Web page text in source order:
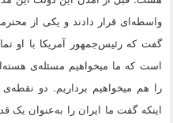
واسطه‌اى قرار دادند و یکى از
گفت که رئیس‌جمهور آمریکا با او
است که ما میخواهیم مسئله‌ى
را هم میخواهیم برداریم. دو
اینکه گفت ما ایران را به‌عنوان یک